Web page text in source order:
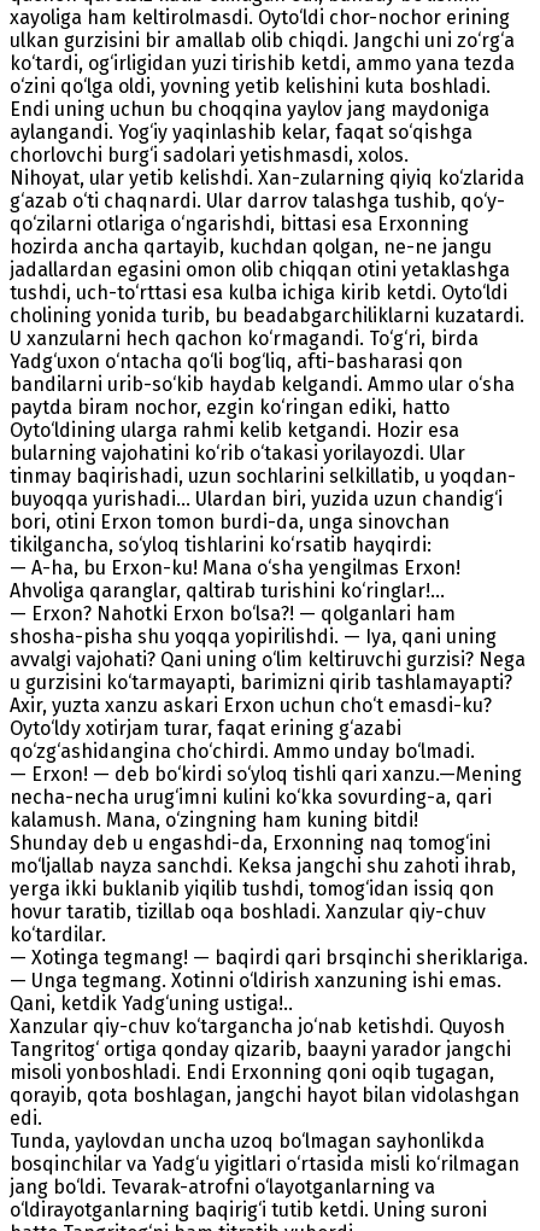
xayoliga ham keltirolmasdi. Oyto‘ldi chor-nochor erining
ulkan gurzisini bir amallab olib chiqdi. Jangchi uni zo‘rg‘a
ko‘tardi, og‘irligidan yuzi tirishib ketdi, ammo yana tezda
o‘zini qo‘lga oldi, yovning yetib kelishini kuta boshladi.
Endi uning uchun bu choqqina yaylov jang maydoniga
aylangandi. Yog‘iy yaqinlashib kelar, faqat so‘qishga
chorlovchi burg‘i sadolari yetishmasdi, xolos.
Nihoyat, ular yetib kelishdi. Xan-zularning qiyiq ko‘zlarida
g‘azab o‘ti chaqnardi. Ular darrov talashga tushib, qo‘y-
qo‘zilarni otlariga o‘ngarishdi, bittasi esa Erxonning
hozirda ancha qartayib, kuchdan qolgan, ne-ne jangu
jadallardan egasini omon olib chiqqan otini yetaklashga
tushdi, uch-to‘rttasi esa kulba ichiga kirib ketdi. Oyto‘ldi
cholining yonida turib, bu beadabgarchiliklarni kuzatardi.
U xanzularni hech qachon ko‘rmagandi. To‘g‘ri, birda
Yadg‘uxon o‘ntacha qo‘li bog‘liq, afti-basharasi qon
bandilarni urib-so‘kib haydab kelgandi. Ammo ular o‘sha
paytda biram nochor, ezgin ko‘ringan ediki, hatto
Oyto‘ldining ularga rahmi kelib ketgandi. Hozir esa
bularning vajohatini ko‘rib o‘takasi yorilayozdi. Ular
tinmay baqirishadi, uzun sochlarini selkillatib, u yoqdan-
buyoqqa yurishadi... Ulardan biri, yuzida uzun chandig‘i
bori, otini Erxon tomon burdi-da, unga sinovchan
tikilgancha, so‘yloq tishlarini ko‘rsatib hayqirdi:
— A-ha, bu Erxon-ku! Mana o‘sha yengilmas Erxon!
Ahvoliga qaranglar, qaltirab turishini ko‘ringlar!...
— Erxon? Nahotki Erxon bo‘lsa?! — qolganlari ham
shosha-pisha shu yoqqa yopirilishdi. — Iya, qani uning
avvalgi vajohati? Qani uning o‘lim keltiruvchi gurzisi? Nega
u gurzisini ko‘tarmayapti, barimizni qirib tashlamayapti?
Axir, yuzta xanzu askari Erxon uchun cho‘t emasdi-ku?
Oyto‘ldy xotirjam turar, faqat erining g‘azabi
qo‘zg‘ashidangina cho‘chirdi. Ammo unday bo‘lmadi.
— Erxon! — deb bo‘kirdi so‘yloq tishli qari xanzu.—Mening
necha-necha urug‘imni kulini ko‘kka sovurding-a, qari
kalamush. Mana, o‘zingning ham kuning bitdi!
Shunday deb u engashdi-da, Erxonning naq tomog‘ini
mo‘ljallab nayza sanchdi. Keksa jangchi shu zahoti ihrab,
yerga ikki buklanib yiqilib tushdi, tomog‘idan issiq qon
hovur taratib, tizillab oqa boshladi. Xanzular qiy-chuv
ko‘tardilar.
— Xotinga tegmang! — baqirdi qari brsqinchi sheriklariga.
— Unga tegmang. Xotinni o‘ldirish xanzuning ishi emas.
Qani, ketdik Yadg‘uning ustiga!..
Xanzular qiy-chuv ko‘targancha jo‘nab ketishdi. Quyosh
Tangritog‘ ortiga qonday qizarib, baayni yarador jangchi
misoli yonboshladi. Endi Erxonning qoni oqib tugagan,
qorayib, qota boshlagan, jangchi hayot bilan vidolashgan
edi.
Tunda, yaylovdan uncha uzoq bo‘lmagan sayhonlikda
bosqinchilar va Yadg‘u yigitlari o‘rtasida misli ko‘rilmagan
jang bo‘ldi. Tevarak-atrofni o‘layotganlarning va
o‘ldirayotganlarning baqirig‘i tutib ketdi. Uning suroni